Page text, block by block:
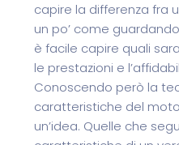
capire la differenza fra
un po’ come
è facile capire quali
le prestazioni e
Conoscendo però la
caratteristiche del
un’idea. Quelle che